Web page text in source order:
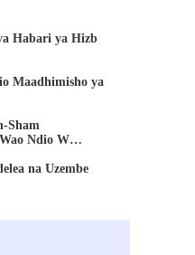
Habari ya Hizb
Maadhimisho ya
Sham
Ndio W…
na Uzembe